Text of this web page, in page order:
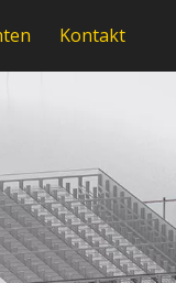
Kontakt